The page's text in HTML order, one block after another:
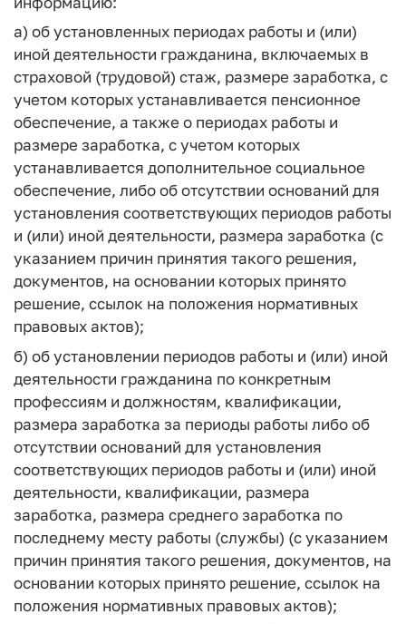
а) об установленных периодах работы и (или)
иной деятельности гражданина, включаемых в
страховой (трудовой) стаж, размере заработка, с
учетом которых устанавливается пенсионное
обеспечение, а также о периодах работы и
размере заработка, с учетом которых
устанавливается дополнительное социальное
обеспечение, либо об отсутствии оснований для
установления соответствующих периодов работы
и (или) иной деятельности, размера заработка (с
указанием причин принятия такого решения,
документов, на основании которых принято
решение, ссылок на положения нормативных
правовых актов);
б) об установлении периодов работы и (или) иной
деятельности гражданина по конкретным
профессиям и должностям, квалификации,
размера заработка за периоды работы либо об
отсутствии оснований для установления
соответствующих периодов работы и (или) иной
деятельности, квалификации, размера
заработка, размера среднего заработка по
последнему месту работы (службы) (с указанием
причин принятия такого решения, документов, на
основании которых принято решение, ссылок на
положения нормативных правовых актов);